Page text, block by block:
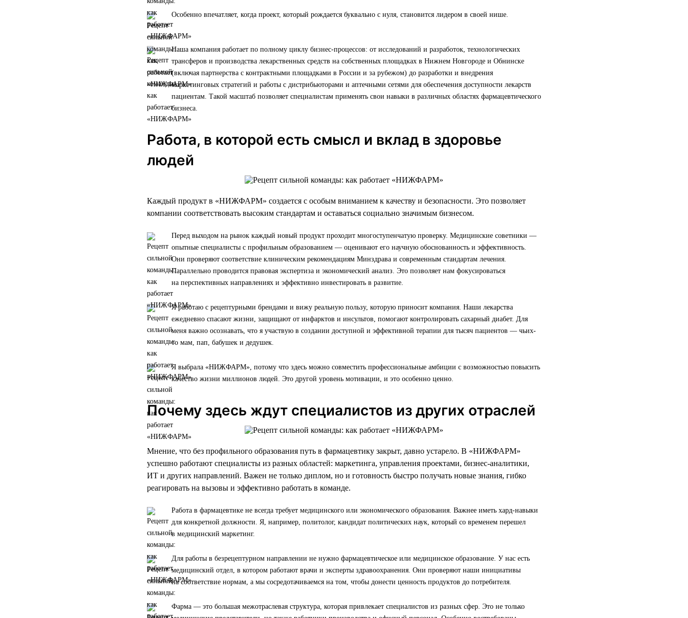
Особенно впечатляет, когда проект, который рождается буквально с нуля, становится лидером в своей нише.
Наша компания работает по полному циклу бизнес-процессов: от исследований и разработок, технологических
трансферов и производства лекарственных средств на собственных площадках в Нижнем Новгороде и Обнинске
(включая партнерства с контрактными площадками в России и за рубежом) до разработки и внедрения
маркетинговых стратегий и работы с дистрибьюторами и аптечными сетями для обеспечения доступности лекарств
пациентам. Такой масштаб позволяет специалистам применять свои навыки в различных областях фармацевтического
бизнеса.
Работа, в которой есть смысл и вклад в здоровье
людей
Каждый продукт в «НИЖФАРМ» создается с особым вниманием к качеству и безопасности. Это позволяет
компании соответствовать высоким стандартам и оставаться социально значимым бизнесом.
Перед выходом на рынок каждый новый продукт проходит многоступенчатую проверку. Медицинские советники —
опытные специалисты с профильным образованием — оценивают его научную обоснованность и эффективность.
Они проверяют соответствие клиническим рекомендациям Минздрава и современным стандартам лечения.
Параллельно проводится правовая экспертиза и экономический анализ. Это позволяет нам фокусироваться
на перспективных направлениях и эффективно инвестировать в развитие.
Я работаю с рецептурными брендами и вижу реальную пользу, которую приносит компания. Наши лекарства
ежедневно спасают жизни, защищают от инфарктов и инсультов, помогают контролировать сахарный диабет. Для
меня важно осознавать, что я участвую в создании доступной и эффективной терапии для тысяч пациентов — чьих-
то мам, пап, бабушек и дедушек.
Я выбрала «НИЖФАРМ», потому что здесь можно совместить профессиональные амбиции с возможностью повысить
качество жизни миллионов людей. Это другой уровень мотивации, и это особенно ценно.
Почему здесь ждут специалистов из других отраслей
Мнение, что без профильного образования путь в фармацевтику закрыт, давно устарело. В «НИЖФАРМ»
успешно работают специалисты из разных областей: маркетинга, управления проектами, бизнес-аналитики,
ИТ и других направлений. Важен не только диплом, но и готовность быстро получать новые знания, гибко
реагировать на вызовы и эффективно работать в команде.
Работа в фармацевтике не всегда требует медицинского или экономического образования. Важнее иметь хард-навыки
для конкретной должности. Я, например, политолог, кандидат политических наук, который со временем перешел
в медицинский маркетинг.
Для работы в безрецептурном направлении не нужно фармацевтическое или медицинское образование. У нас есть
медицинский отдел, в котором работают врачи и эксперты здравоохранения. Они проверяют наши инициативы
на соответствие нормам, а мы сосредотачиваемся на том, чтобы донести ценность продуктов до потребителя.
Фарма — это большая межотраслевая структура, которая привлекает специалистов из разных сфер. Это не только